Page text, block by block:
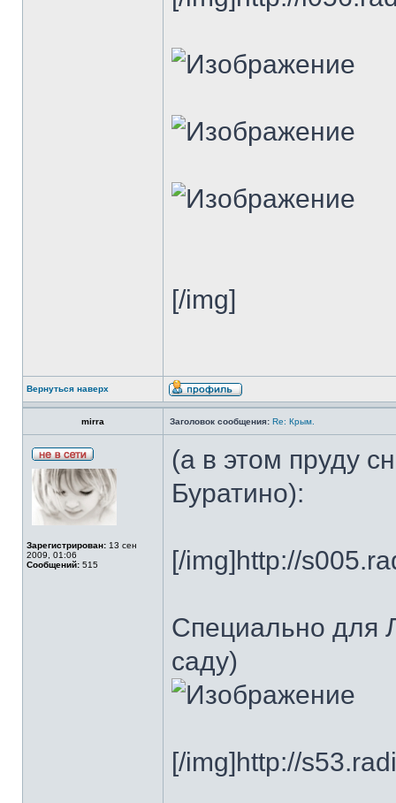
[/img]
Вернуться наверх
mirra Заголовок сообщения: Re: Крым.
Зарегистрирован: 13 сен
2009, 01:06
Сообщений: 515
(а в этом пруду
Буратино):
[/img]http://
Специально для
саду)
[/img]http://